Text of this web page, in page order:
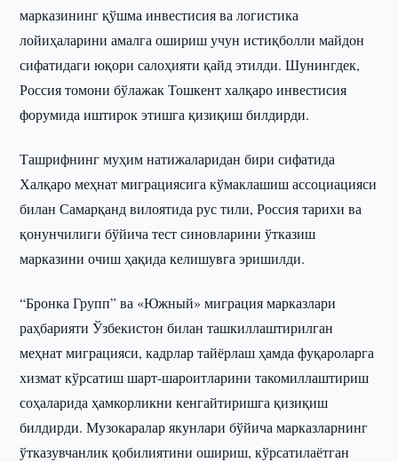
марказининг қўшма инвестисия ва логистика
лойиҳаларини амалга ошириш учун истиқболли майдон
сифатидаги юқори салоҳияти қайд этилди. Шунингдек,
Россия томони бўлажак Тошкент халқаро инвестисия
форумида иштирок этишга қизиқиш билдирди.
Ташрифнинг муҳим натижаларидан бири сифатида
Халқаро меҳнат миграциясига кўмаклашиш ассоциацияси
билан Самарқанд вилоятида рус тили, Россия тарихи ва
қонунчилиги бўйича тест синовларини ўтказиш
марказини очиш ҳақида келишувга эришилди.
“Бронка Групп” ва «Южный» миграция марказлари
раҳбарияти Ўзбекистон билан ташкиллаштирилган
меҳнат миграцияси, кадрлар тайёрлаш ҳамда фуқароларга
хизмат кўрсатиш шарт-шароитларини такомиллаштириш
соҳаларида ҳамкорликни кенгайтиришга қизиқиш
билдирди. Музокаралар якунлари бўйича марказларнинг
ўтказувчанлик қобилиятини ошириш, кўрсатилаётган